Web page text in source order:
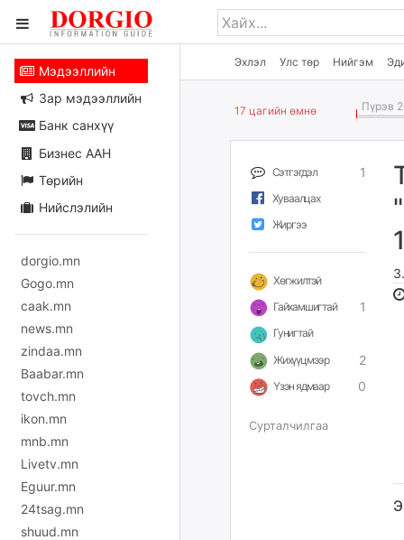
Эхлэл Улс төр Нийгэм
Мэдээллийн
Зар мэдээллийн
Банк санхүү
Бизнес ААН
Төрийн
Нийслэлийн
dorgio.mn
Gogo.mn
caak.mn
news.mn
zindaa.mn
Baabar.mn
tovch.mn
ikon.mn
mnb.mn
Livetv.mn
Eguur.mn
24tsag.mn
shuud.mn
17 цагийн өмнө Пүрэв
Сэтгэгдэл 1
Хуваалцах
Жиргээ
Хөгжилтэй
Гайхамшигтай
1
Гунигтай
Жихүүцмээр
2
Үзэн ядмаар 0
Сурталчилгаа